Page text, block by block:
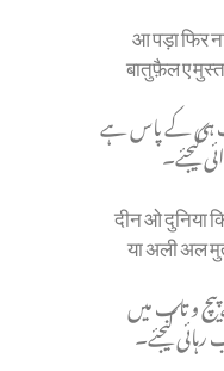
आ पड़ा फिर
बातुफ़ैल ए
کیجئے۔
दीन ओ दुनिया
या अली अल
کیجئے۔